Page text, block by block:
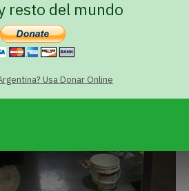
resto del mundo
Usa Donar Online